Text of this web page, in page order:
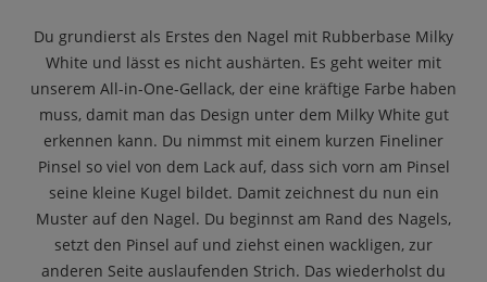
Du grundierst als Erstes den Nagel mit Rubberbase Milky
White und lässt es nicht aushärten. Es geht weiter mit
unserem All-in-One-Gellack, der eine kräftige Farbe haben
muss, damit man das Design unter dem Milky White gut
erkennen kann. Du nimmst mit einem kurzen Fineliner
Pinsel so viel von dem Lack auf, dass sich vorn am Pinsel
seine kleine Kugel bildet. Damit zeichnest du nun ein
Muster auf den Nagel. Du beginnst am Rand des Nagels,
setzt den Pinsel auf und ziehst einen wackligen, zur
anderen Seite auslaufenden Strich. Das wiederholst du